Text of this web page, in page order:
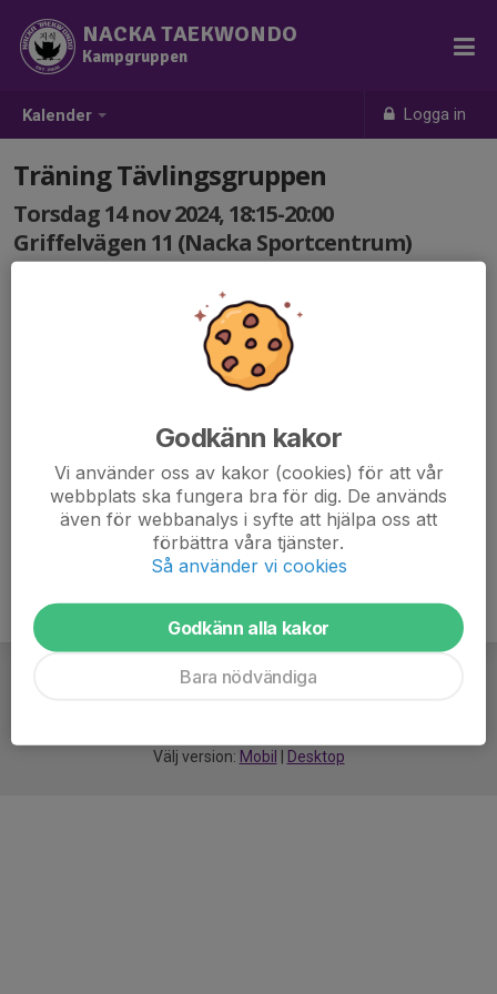
Kalender Logga in
NACKA TAEKWONDO
Kampgruppen
Träning Tävlingsgruppen
Torsdag 14 nov 2024, 18:15-20:00
Griffelvägen 11 (Nacka Sportcentrum)
Välj version: Mobil Desktop
Godkänn kakor
Vi använder oss av kakor (cookies) för att vår
webbplats ska fungera bra för dig. De används
även för webbanalys i syfte att hjälpa oss att
förbättra våra tjänster.
Så använder vi cookies
Godkänn alla kakor
Bara nödvändiga